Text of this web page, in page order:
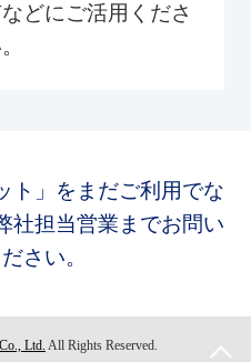
どにご活用くださ
ト」をまだご利用でな
社担当営業までお問い
さい。
Ltd. All Rights Reserved.